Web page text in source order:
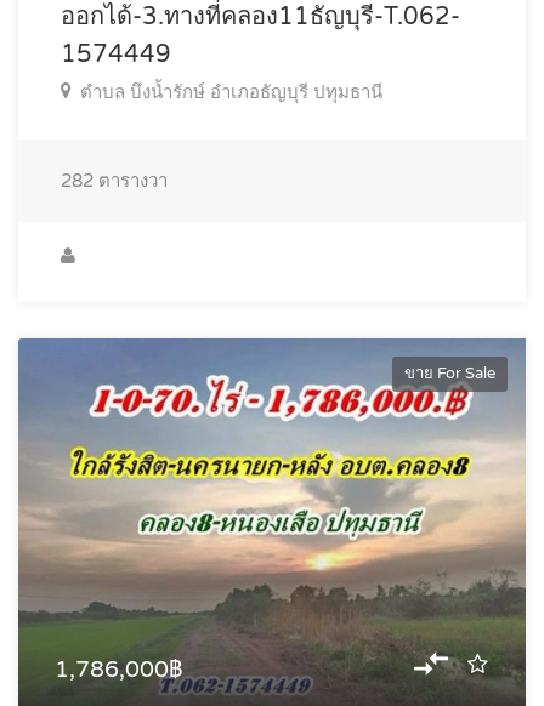
ออกได้-3.ทางที่คลอง11ธัญบุรี-T.062-
1574449
ตำบล บึงน้ำรักษ์ อำเภอธัญบุรี ปทุมธานี
282 ตารางวา
ขาย For Sale
1,786,000฿